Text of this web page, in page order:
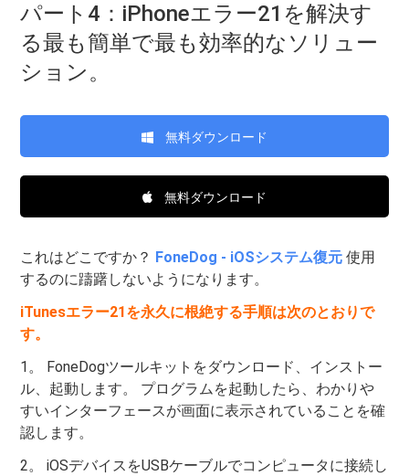
パート4：iPhoneエラー21を解決す
る最も簡単で最も効率的なソリュー
ション。
無料ダウンロード
無料ダウンロード
これはどこですか？ FoneDog - iOSシステム復元 使用
するのに躊躇しないようになります。
iTunesエラー21を永久に根絶する手順は次のとおりで
す。
1。 FoneDogツールキットをダウンロード、インストー
ル、起動します。 プログラムを起動したら、わかりや
すいインターフェースが画面に表示されていることを確
認します。
2。 iOSデバイスをUSBケーブルでコンピュータに接続し